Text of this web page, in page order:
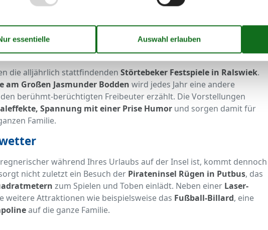
und rollendes Wahrzeichen , die Rügensche BäderBahn
und hält dabei auch in Binz, Sellin und Baabe. In den
Schmalspureisenbahnbereits in Lauterbach Mole. An Bord der
Momente
und entdecken Rügen und seine wunderschöne
Seite.
die alljährlich stattfindenden Störtebeker Festspiele in Ralswiek.
Großen Jasmunder Bodden wird jedes Jahr eine andere
berühmt-berüchtigten Freibeuter erzählt. Die Vorstellungen
Spannung mit einer Prise Humor und sorgen damit für
Familie.
während Ihres Urlaubs auf der Insel ist, kommt dennoch
nicht zuletzt ein Besuch der Pirateninsel Rügen in Putbus, das
zum Spielen und Toben einlädt. Neben einer Laser-
weitere Attraktionen wie beispielsweise das Fußball-Billard, eine
auf die ganze Familie.